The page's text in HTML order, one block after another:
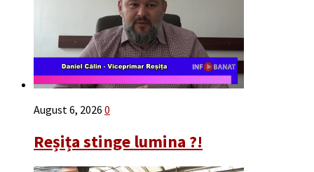
August 6, 2026 0
Reșița stinge lumina ?!